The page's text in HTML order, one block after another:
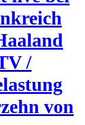
/
von